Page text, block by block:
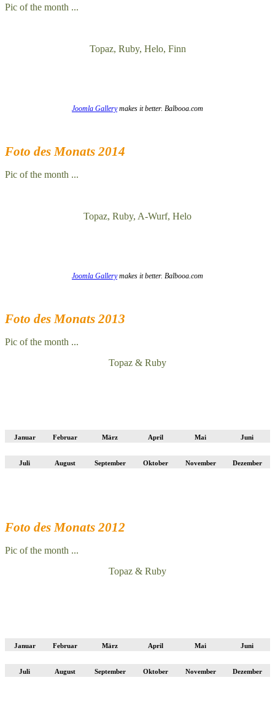
Pic of the month ...
Topaz, Ruby, Helo, Finn
Joomla Gallerymakes it better. Balbooa.com
Foto des Monats 2014
Pic of the month ...
Topaz, Ruby, A-Wurf, Helo
Joomla Gallerymakes it better. Balbooa.com
Foto des Monats 2013
Pic of the month ...
Topaz & Ruby
Januar Februar März April Mai Juni
Juli August September Oktober November Dezember
Foto des Monats 2012
Pic of the month ...
Topaz & Ruby
Januar Februar März April Mai Juni
Juli August September Oktober November Dezember